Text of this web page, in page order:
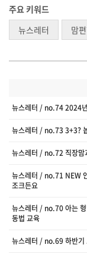
주요 키워드
뉴스레터
맘
뉴스레터 / no.74 2024
뉴스레터 / no.73 3+3?
뉴스레터 / no.72 직장맘
뉴스레터 / no.71 NEW
조크든요
뉴스레터 / no.70 아는
동법 교육
뉴스레터 / no.69 하반기